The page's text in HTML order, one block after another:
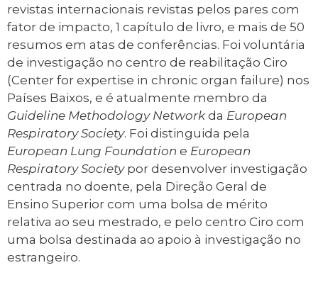
revistas internacionais revistas pelos pares com
fator de impacto, 1 capítulo de livro, e mais de 50
resumos em atas de conferências. Foi voluntária
de investigação no centro de reabilitação Ciro
(Center for expertise in chronic organ failure) nos
Países Baixos, e é atualmente membro da
Guideline Methodology Networkda European
Respiratory Society. Foi distinguida pela
European Lung Foundation e European
Respiratory Society por desenvolver investigação
centrada no doente, pela Direção Geral de
Ensino Superior com uma bolsa de mérito
relativa ao seu mestrado, e pelo centro Ciro com
uma bolsa destinada ao apoio à investigação no
estrangeiro.